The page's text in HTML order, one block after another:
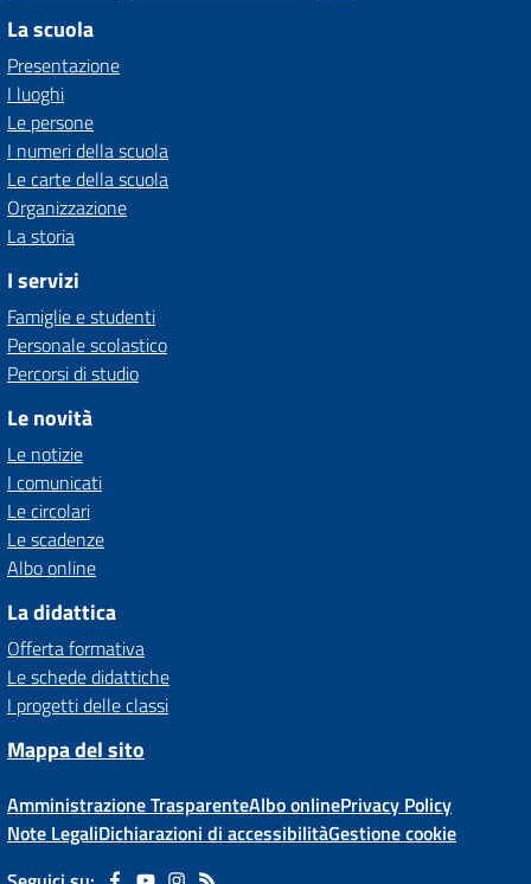
La scuola
Presentazione
I luoghi
Le persone
I numeri della scuola
Le carte della scuola
Organizzazione
La storia
I servizi
Famiglie e studenti
Personale scolastico
Percorsi di studio
Le novità
Le notizie
I comunicati
Le circolari
Le scadenze
Albo online
La didattica
Offerta formativa
Le schede didattiche
I progetti delle classi
Mappa del sito
Amministrazione TrasparenteAlbo onlinePrivacy Policy
Note LegaliDichiarazioni di accessibilitàGestione cookie